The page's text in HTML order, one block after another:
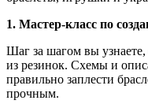
1. Мастер-класс по
Шаг за шагом вы узнаете,
из резинок. Схемы и
правильно заплести
прочным.